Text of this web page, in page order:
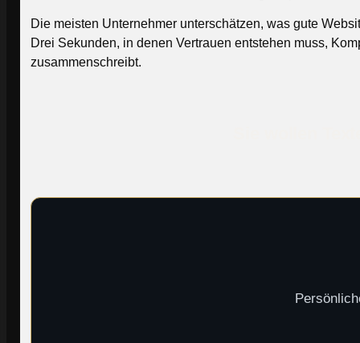
Die meisten Unternehmer unterschätzen, was gute
Drei Sekunden, in denen Vertrauen entstehen muss,
zusammenschreibt.